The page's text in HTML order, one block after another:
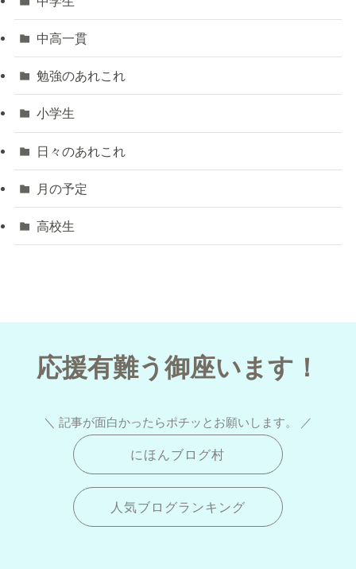
中高一貫
勉強のあれこれ
小学生
日々のあれこれ
月の予定
高校生
応援有難う御座います！
＼ 記事が面白かったらポチッとお願いします。 ／
にほんブログ村
人気ブログランキング